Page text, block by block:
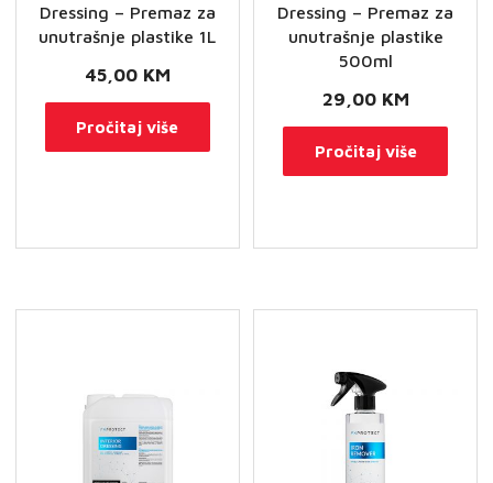
Dressing – Premaz za
unutrašnje plastike 1L
45,00 KM
Pročitaj više
Dressing – Premaz za
unutrašnje plastike
500ml
29,00 KM
Pročitaj više